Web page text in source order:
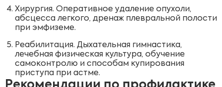
Хирургия. Оперативное удаление опухоли,
абсцесса легкого, дренаж плевральной полости
при эмфиземе.
Реабилитация. Дыхательная гимнастика,
лечебная физическая культура, обучение
самоконтролю и способам купирования
приступа при астме.